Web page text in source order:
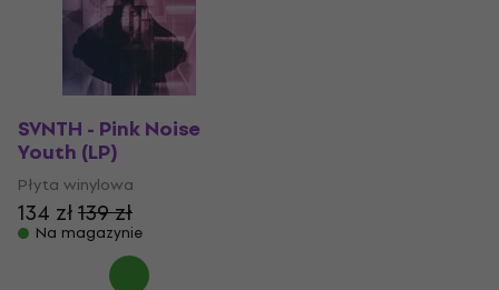
SVNTH - Pink Noise
Youth (LP)
Płyta winylowa
134 zł139 zł
Na magazynie